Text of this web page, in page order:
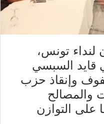
لنداء تونس،
قايد السبسي
وإنقاذ حزب
والمصالح
على التوازن